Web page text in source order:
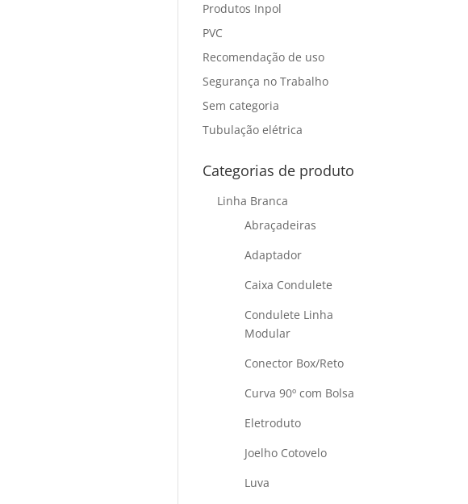
Produtos Inpol
PVC
Recomendação de uso
Segurança no Trabalho
Sem categoria
Tubulação elétrica
Categorias de produto
Linha Branca
Abraçadeiras
Adaptador
Caixa Condulete
Condulete Linha
Modular
Conector Box/Reto
Curva 90º com Bolsa
Eletroduto
Joelho Cotovelo
Luva